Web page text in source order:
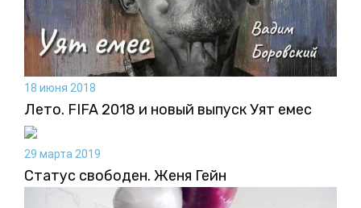
18 июня 2018
Лето. FIFA 2018 и новый выпуск Уят емес
29 марта 2019
Статус свободен. Женя Гейн